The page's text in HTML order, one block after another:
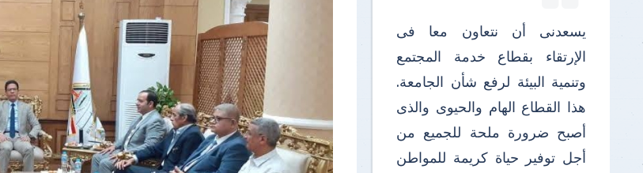
يسعدنى أن نتعاون معا فى
الإرتقاء بقطاع خدمة المجتمع
وتنمية البيئة لرفع شأن الجامعة.
هذا القطاع الهام والحيوى والذى
أصبح ضرورة ملحة للجميع من
أجل توفير حياة كريمة للمواطن